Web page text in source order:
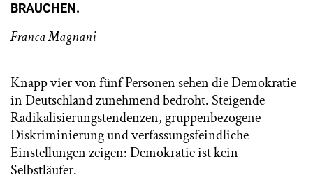
BRAUCHEN.
Franca Magnani
Knapp vier von fünf Personen sehen die Demokratie
in Deutschland zunehmend bedroht. Steigende
Radikalisierungstendenzen, gruppenbezogene
Diskriminierung und verfassungsfeindliche
Einstellungen zeigen: Demokratie ist kein
Selbstläufer.